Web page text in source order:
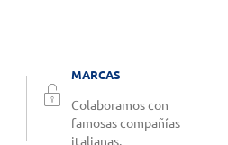
MARCAS
Colaboramos con
famosas compañías
italianas.